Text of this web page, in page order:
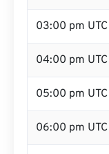
03:00 pm UTC
04:00 pm UTC
05:00 pm UTC
06:00 pm UTC